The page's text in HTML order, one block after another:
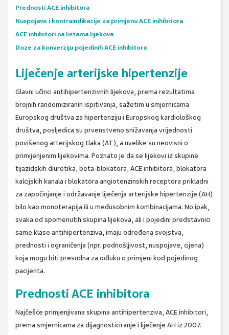
Prednosti ACE inhibitora
Nuspojave i kontraindikacije za primjenu ACE inihibitora
ACE inhibitori na listama lijekova
Doze za konverziju pojedinih ACE inhibitora
Liječenje arterijske hipertenzije
Glavni učinci antihipertenzivnih lijekova, prema rezultatima
brojnih randomiziranih ispitivanja, sažetim u smjernicama
Europskog društva za hipertenziju i Europskog kardiološkog
društva, posljedica su prvenstveno snižavanja vrijednosti
povišenog arterijskog tlaka (AT), a uvelike su neovisni o
primijenjenim lijekovima. Poznato je da se lijekovi iz skupine
tijazidskih diuretika, beta-blokatora, ACE inhibitora, blokatora
kalcijskih kanala i blokatora angiotenzinskih receptora prikladni
za započinjanje i održavanje liječenja arterijske hipertenzije (AH)
bilo kao monoterapija ili u međusobnim kombinacijama. No ipak,
svaka od spomenutih skupina lijekova, ali i pojedini predstavnici
same klase antihipertenziva, imaju određena svojstva,
prednosti i ograničenja (npr. podnošljivost, nuspojave, cijena)
koja mogu biti presudna za odluku o primjeni kod pojedinog
pacijenta.
Prednosti ACE inhibitora
Najčešće primjenjivana skupina antihipertenziva, ACE inhibitori,
prema smjernicama za dijagnosticiranje i liječenje AH iz 2007.